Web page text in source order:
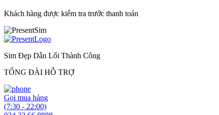
Khách hàng được kiểm tra trước thanh toán
Sim Đẹp Dẫn Lối Thành Công
TỔNG ĐÀI HỖ TRỢ
Gọi mua hàng
(7:30 - 22:00)